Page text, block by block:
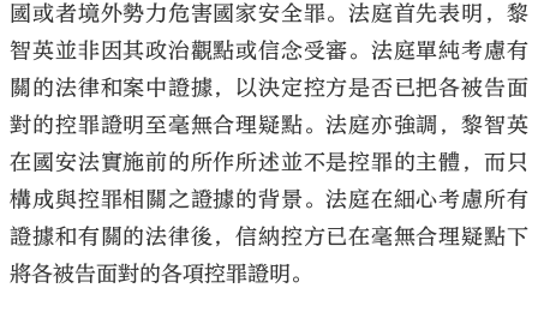
國或者境外勢力危害國家安全罪。法庭首先表明，黎
智英並非因其政治觀點或信念受審。法庭單純考慮有
關的法律和案中證據，以決定控方是否已把各被告面
對的控罪證明至毫無合理疑點。法庭亦強調，黎智英
在國安法實施前的所作所述並不是控罪的主體，而只
構成與控罪相關之證據的背景。法庭在細心考慮所有
證據和有關的法律後，信納控方已在毫無合理疑點下
將各被告面對的各項控罪證明。